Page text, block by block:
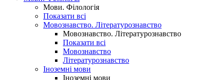
Мови. Філологія
Показати всі
Мовознавство. Літературознавство
Мовознавство. Літературознавство
Показати всі
Мовознавство
Літературознавство
Іноземні мови
Іноземні мови